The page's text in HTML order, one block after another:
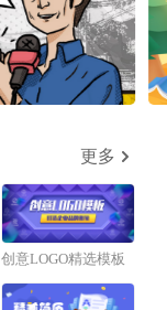
更多
创意LOGO精选模板